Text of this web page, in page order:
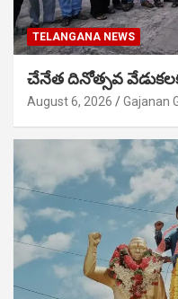
TELANGANA NEWS
చేనేత దినోత్సవ
August 6, 2026 Gajanan